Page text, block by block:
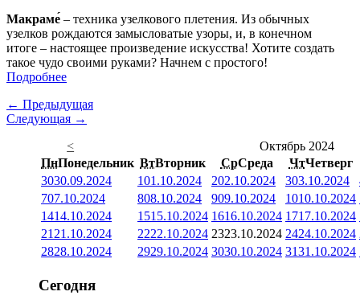
Макраме́ – техника узелкового плетения. Из обычных
узелков рождаются замысловатые узоры, и, в конечном
итоге – настоящее произведение искусства! Хотите создать
такое чудо своими руками? Начнем с простого!
Подробнее
← Предыдущая
Следующая →
<
Октябрь 2024
ПнПонедельник ВтВторник СрСреда ЧтЧетверг
3030.09.2024 101.10.2024 202.10.2024 303.10.2024
707.10.2024 808.10.2024 909.10.2024 1010.10.2024
1414.10.2024 1515.10.2024 1616.10.2024 1717.10.2024
21 21.10.2024 2222.10.2024 2323.10.2024 2424.10.2024
2828.10.2024 2929.10.2024 3030.10.2024 3131.10.2024
Сегодня